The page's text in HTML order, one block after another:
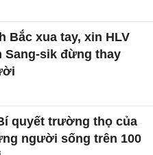
Bắc xua tay, xin HLV
Sang-sik đừng thay
quyết trường thọ của
người sống trên 100